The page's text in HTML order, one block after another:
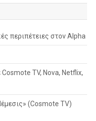
περιπέτειες στον Alpha
TV, Nova, Netflix,
(Cosmote TV)